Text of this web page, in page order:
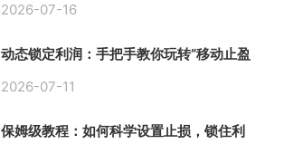
初始化
2026-07-16
动态锁定利润：手把手教你玩转“移动止盈
2026-07-11
保姆级教程：如何科学设置止损，锁住利